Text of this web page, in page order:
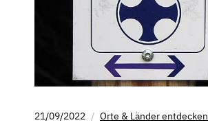
21/09/2022 Orte & Länder entdecken